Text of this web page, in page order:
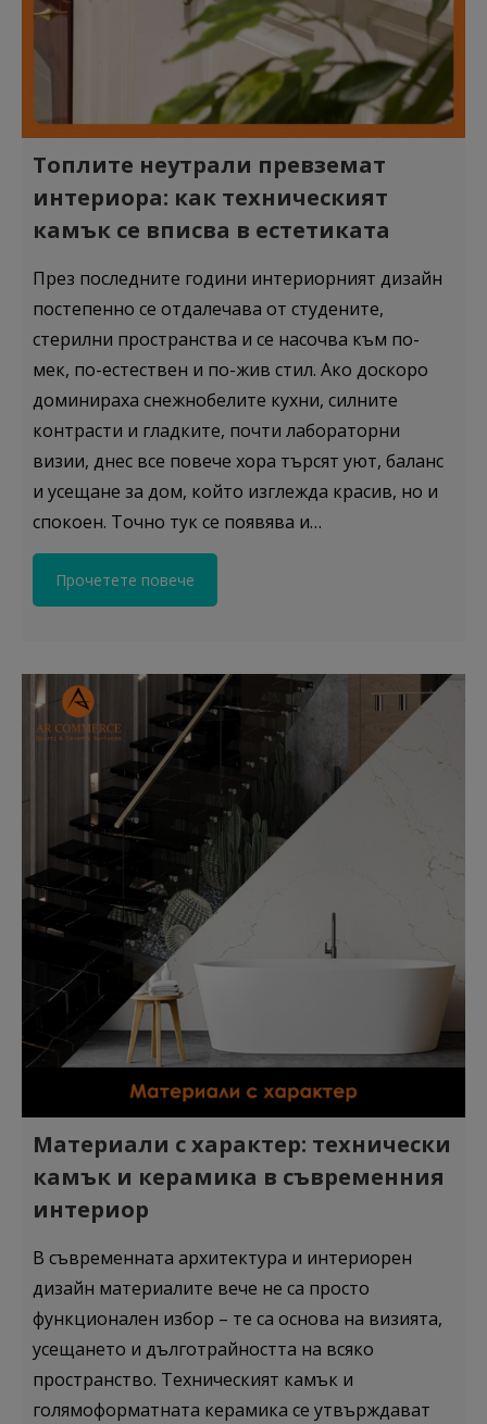
Топлите неутрали превземат
интериора: как техническият
камък се вписва в естетиката
През последните години интериорният дизайн
постепенно се отдалечава от студените,
стерилни пространства и се насочва към по-
мек, по-естествен и по-жив стил. Ако доскоро
доминираха снежнобелите кухни, силните
контрасти и гладките, почти лабораторни
визии, днес все повече хора търсят уют, баланс
и усещане за дом, който изглежда красив, но и
спокоен. Точно тук се появява и…
Прочетете повече
Материали с характер: технически
камък и керамика в съвременния
интериор
В съвременната архитектура и интериорен
дизайн материалите вече не са просто
функционален избор – те са основа на визията,
усещането и дълготрайността на всяко
пространство. Техническият камък и
голямоформатната керамика се утвърждават
посетителите взаимодействат с тях, като събират и
анализират информация по анонимен начин.
Покажи “бисквитките”
Маркетинг
Тези бисквитки се използват за проследяване на
посетителите в различните уебсайтове с цел
Покажи “бисквитките”